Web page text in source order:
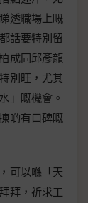
透職場上嘅
話要特別留
成同邱彥龍
別旺，尤其
」嘅機會。
啲有口碑嘅
可以喺「天
拜，祈求工